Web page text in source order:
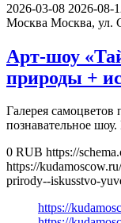
2026-03-08 2026-08-
Москва Москва, ул.
Арт-шоу
природы +
Галерея самоцветов
познавательное
0 RUB https://
https://
prirody--iskusstvo-
https://